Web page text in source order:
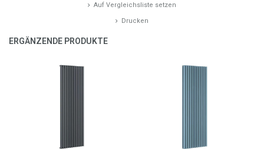
Auf Vergleichsliste setzen
Drucken
ERGÄNZENDE PRODUKTE